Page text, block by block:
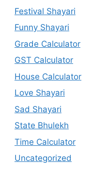
Festival Shayari
Funny Shayari
Grade Calculator
GST Calculator
House Calculator
Love Shayari
Sad Shayari
State Bhulekh
Time Calculator
Uncategorized